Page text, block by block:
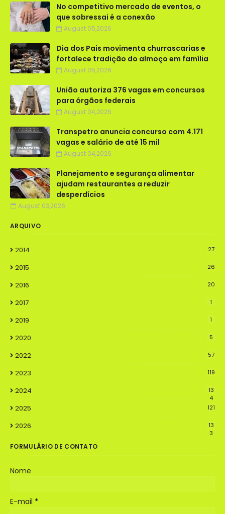
No competitivo mercado de eventos, o
que sobressai é a conexão
August 05,2026
Dia dos Pais movimenta churrascarias e
fortalece tradição do almoço em família
August 05,2026
União autoriza 376 vagas em concursos
para órgãos federais
August 04,2026
Transpetro anuncia concurso com 4.171
vagas e salário de até 15 mil
August 04,2026
Planejamento e segurança alimentar
ajudam restaurantes a reduzir
desperdícios
August 03,2026
ARQUIVO
2014 27
2015 26
2016 20
2017 1
2019 1
2020 5
2022 57
2023 119
2024
13
4
2025 121
2026
13
3
FORMULÁRIO DE CONTATO
Nome
E-mail *